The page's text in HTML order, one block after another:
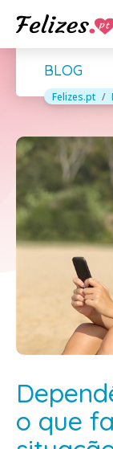
BLOG
Felizes.pt
o que